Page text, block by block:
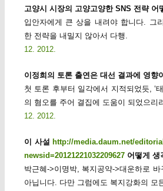
고양시 시장의 고양고양한 SNS 전략 어
입안자에게 큰 상을 내려야 합니다. 그
한 전략을 내밀지 않아서 다행.
12. 2012.
이정희의 토론 출연은 대선 결과에 영향
첫 토론 후부터 일각에서 지적되었듯, ‘
의 혐오를 주어 결집에 도움이 되었으리
12. 2012.
이 사설 http://media.daum.net/
newsid=20121221032209627어떻게 생
박근혜->이명박, 복지공약->대운하로
아닙니다. 다만 그럼에도 복지강화의 모